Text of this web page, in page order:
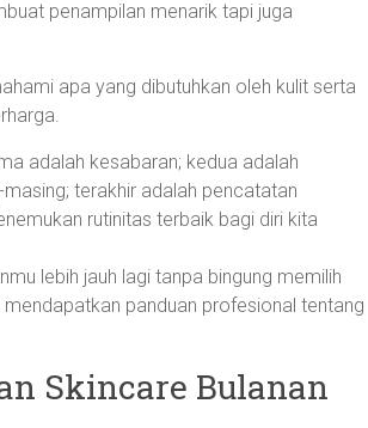
penampilan menarik tapi juga
apa yang dibutuhkan oleh kulit serta
adalah kesabaran; kedua adalah
terakhir adalah pencatatan
rutinitas terbaik bagi diri kita
lebih jauh lagi tanpa bingung memilih
mendapatkan panduan profesional tentang
Skincare Bulanan